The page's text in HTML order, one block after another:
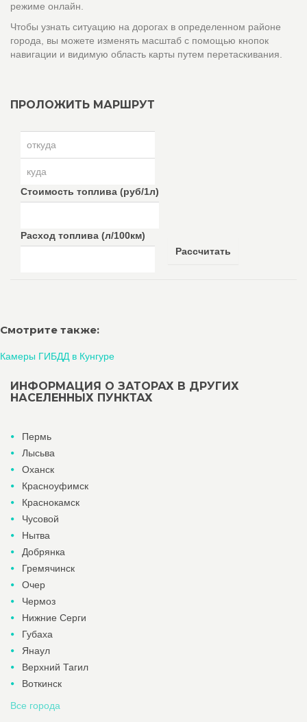
режиме онлайн.
Чтобы узнать ситуацию на дорогах в определенном районе
города, вы можете изменять масштаб с помощью кнопок
навигации и видимую область карты путем перетаскивания.
ПРОЛОЖИТЬ МАРШРУТ
Стоимость топлива (руб/1л)
Расход топлива (л/100км)
Рассчитать
Смотрите также:
Камеры ГИБДД в Кунгуре
ИНФОРМАЦИЯ О ЗАТОРАХ В ДРУГИХ
НАСЕЛЕННЫХ ПУНКТАХ
Пермь
Лысьва
Оханск
Красноуфимск
Краснокамск
Чусовой
Нытва
Добрянка
Гремячинск
Очер
Чермоз
Нижние Серги
Губаха
Янаул
Верхний Тагил
Воткинск
Все города